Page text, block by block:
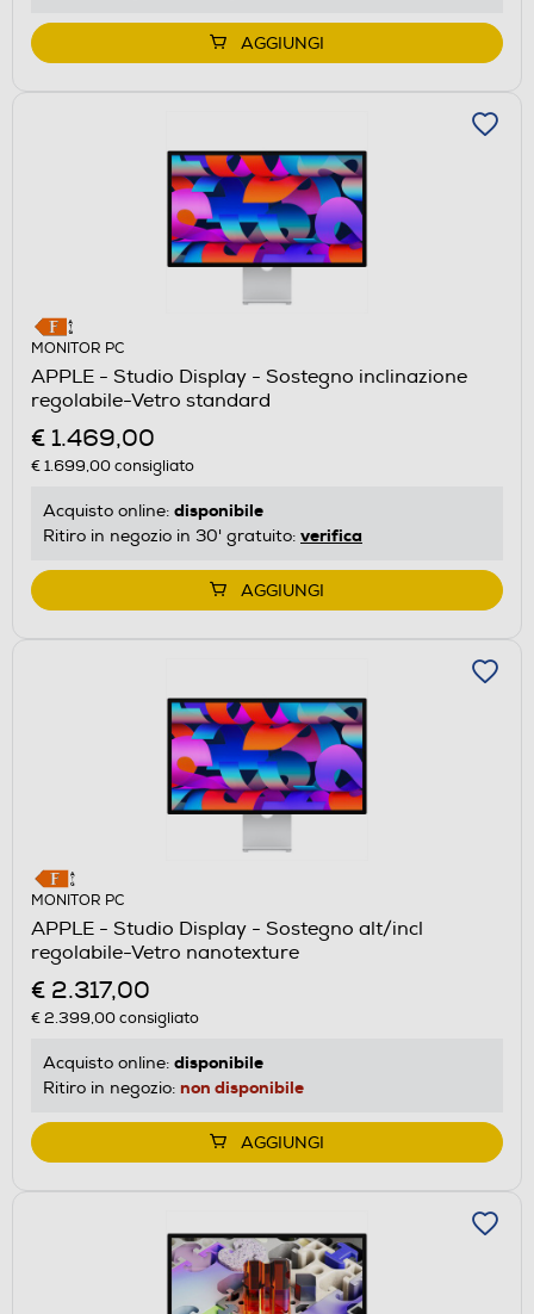
AGGIUNGI
MONITOR PC
APPLE - Studio Display - Sostegno inclinazione
regolabile-Vetro standard
€ 1.469,00
€ 1.699,00consigliato
Acquisto online: disponibile
Ritiro in negozio in 30' gratuito: verifica
AGGIUNGI
MONITOR PC
APPLE - Studio Display - Sostegno alt/incl
regolabile-Vetro nanotexture
€ 2.317,00
€ 2.399,00consigliato
Acquisto online: disponibile
Ritiro in negozio: non disponibile
AGGIUNGI